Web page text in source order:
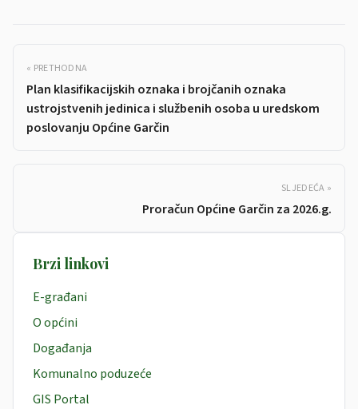
« PRETHODNA
Plan klasifikacijskih oznaka i brojčanih oznaka
ustrojstvenih jedinica i službenih osoba u uredskom
poslovanju Općine Garčin
SLJEDEĆA »
Proračun Općine Garčin za 2026.g.
Brzi linkovi
E-građani
O općini
Događanja
Komunalno poduzeće
GIS Portal